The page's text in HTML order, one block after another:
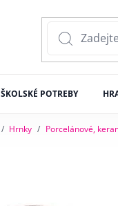
ŠKOLSKÉ POTREBY
Hrnky Porcelánové,